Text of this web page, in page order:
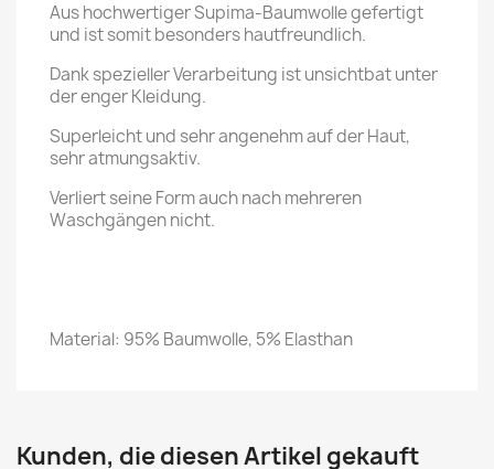
Aus hochwertiger Supima-Baumwolle gefertigt
und ist somit besonders hautfreundlich.
Dank spezieller Verarbeitung ist unsichtbat unter
der enger Kleidung.
Superleicht und sehr angenehm auf der Haut,
sehr atmungsaktiv.
Verliert seine Form auch nach mehreren
Waschgängen nicht.
Material: 95% Baumwolle, 5% Elasthan
Kunden, die diesen Artikel gekauft